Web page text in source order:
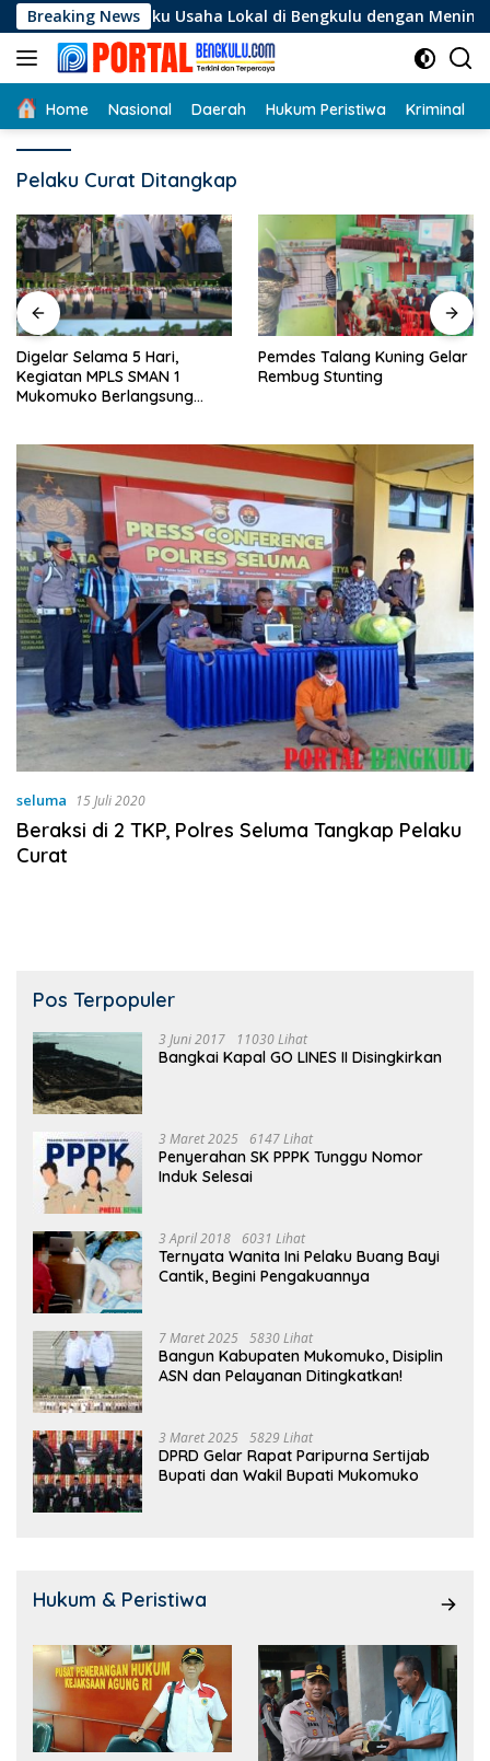
Langsung
ke
konten
Breaking News
Usaha Lokal di Bengkulu dengan Meningkatkan Ruang
Home Nasional Daerah Hukum Peristiwa Kriminal
Pelaku Curat Ditangkap
Digelar Selama 5 Hari,
Kegiatan MPLS SMAN 1
Mukomuko Berlangsung
Pemdes Talang Kuning Gelar
Rembug Stunting
seluma 15 Juli 2020
Beraksi di 2 TKP, Polres Seluma Tangkap Pelaku
Curat
Pos Terpopuler
3 Juni 2017 11030 Lihat
Bangkai Kapal GO LINES II Disingkirkan
3 Maret 2025 6147 Lihat
Penyerahan SK PPPK Tunggu Nomor
Induk Selesai
3 April 2018 6031 Lihat
Ternyata Wanita Ini Pelaku Buang Bayi
Cantik, Begini Pengakuannya
7 Maret 2025 5830 Lihat
Bangun Kabupaten Mukomuko, Disiplin
ASN dan Pelayanan Ditingkatkan!
3 Maret 2025 5829 Lihat
DPRD Gelar Rapat Paripurna Sertijab
Bupati dan Wakil Bupati Mukomuko
Hukum & Peristiwa